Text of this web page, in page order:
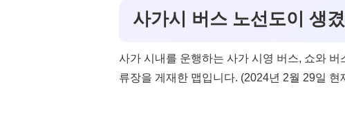
사가시 버스 노선도이 생
사가 시내를 운행하는 사가 시영 버스, 쇼와
류장을 게재한 맵입니다. (2024년 2월 29일 현